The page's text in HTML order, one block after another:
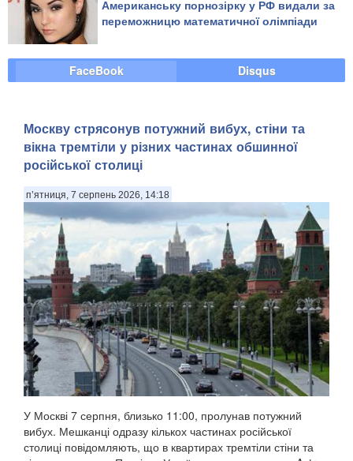
Американську порнозірку у РФ видали за
переможницю математичної олімпіади
FaceBook Disqus
Москву стрясонув потужний вибух, стіни та
вікна тремтіли у різних частинах обшинної
російської столиці
п’ятниця, 7 серпень 2026, 14:18
У Москві 7 серпня, близько 11:00, пролунав потужний
вибух. Мешканці одразу кількох частинах російської
столиці повідомляють, що в квартирах тремтіли стіни та